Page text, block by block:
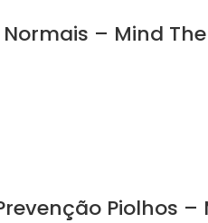
– Mind
Piolhos –